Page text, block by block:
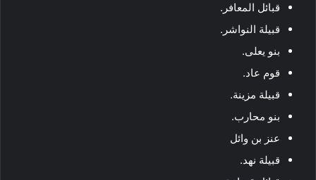
قبائل المعافر.
قبيلة النواشر.
بنو يعلى.
قوم عاد.
قبيلة مزينة.
بنو محارب.
عنز بن وائل
قبيلة نهد.